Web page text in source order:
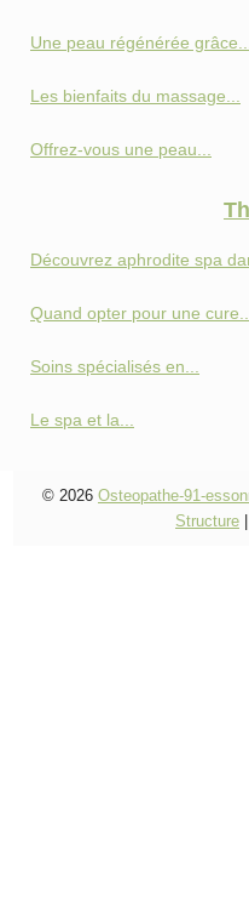
Une peau régénérée grâce...
Les bienfaits du massage...
Offrez-vous une peau...
Découvrez aphrodite spa
Quand opter pour une cure...
Soins spécialisés en...
Le spa et la...
© 2026 Osteopathe-91-
Structure |